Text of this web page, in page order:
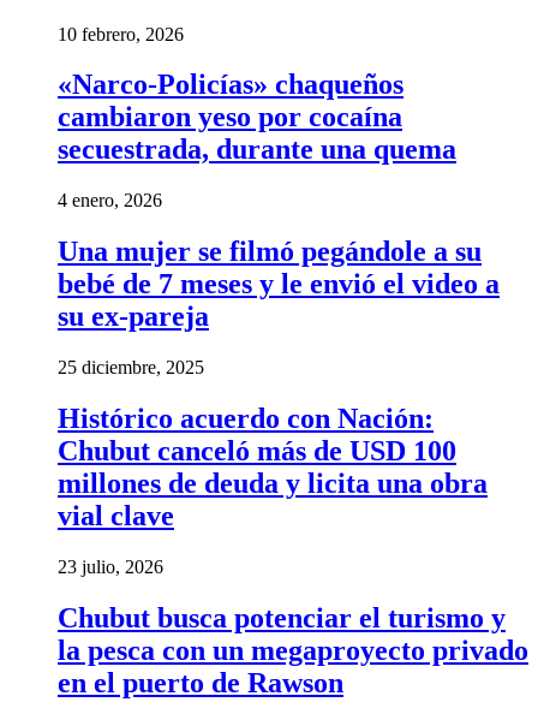
10 febrero, 2026
«Narco-Policías» chaqueños
cambiaron yeso por cocaína
secuestrada, durante una quema
4 enero, 2026
Una mujer se filmó pegándole a su
bebé de 7 meses y le envió el video a
su ex-pareja
25 diciembre, 2025
Histórico acuerdo con Nación:
Chubut canceló más de USD 100
millones de deuda y licita una obra
vial clave
23 julio, 2026
Chubut busca potenciar el turismo y
la pesca con un megaproyecto privado
en el puerto de Rawson